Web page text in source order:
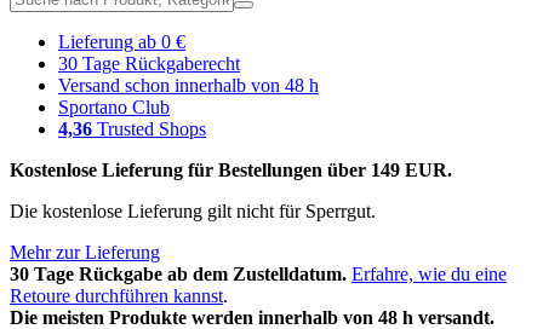
Lieferung ab 0 €
30 Tage Rückgaberecht
Versand schon innerhalb von 48 h
Sportano Club
4,36 Trusted Shops
Kostenlose Lieferung für Bestellungen über 149 EUR.
Die kostenlose Lieferung gilt nicht für Sperrgut.
Mehr zur Lieferung
30 Tage Rückgabe ab dem Zustelldatum. Erfahre, wie du eine
Retoure durchführen kannst.
Die meisten Produkte werden innerhalb von 48 h versandt.